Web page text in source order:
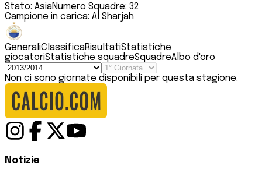
Stato: AsiaNumero Squadre: 32
Campione in carica: Al Sharjah
GeneraliClassificaRisultatiStatistiche
giocatoriStatistiche squadreSquadreAlbo d'oro
Non ci sono giornate disponibili per questa stagione.
Notizie